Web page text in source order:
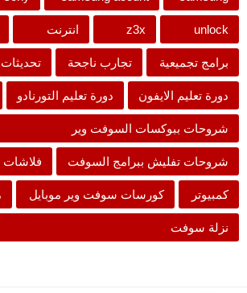
unlock
z3x انترنت
برامج تجميعية تجارب ناجحة
دورة تعليم الايفون دورة تعليم التورنادو
شروحات ببوكسات السوفت وير
شروحات تفليش ببرامج السوفت فلاشات
كمبيوتر كورسات سوفت وير موبايل
نزلة سوفت